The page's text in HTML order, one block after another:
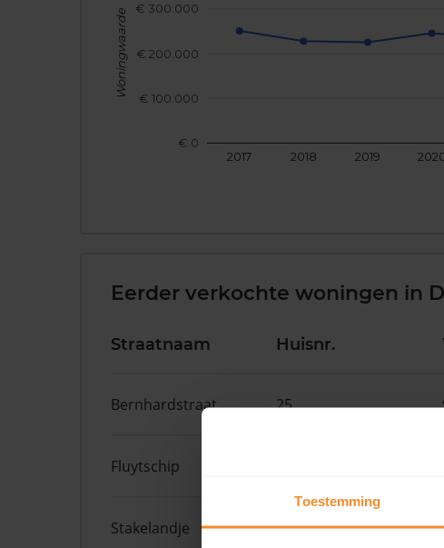
Toestemming
2017 2018 2019
€ 0
€ 100.000
€ 200.000
€ 300.000
Woningwaarde
Eerder verkochte woningen in
Straatnaam Huisnr.
Bernhardstraat 25
Fluytschip
Stakelandje 5